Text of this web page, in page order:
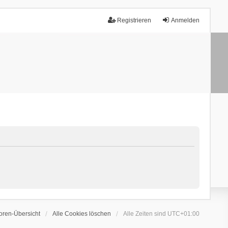
Anmelden
Registrieren
Übersicht Alle Cookies löschen Alle Zeiten sind UTC+01:00